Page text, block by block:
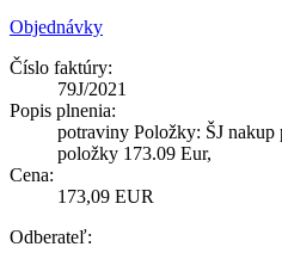
Objednávky
Číslo faktúry:
79J/2021
Popis plnenia:
potraviny Položky: ŠJ nakup
položky 173.09 Eur,
Cena:
173,09 EUR
Odberateľ: